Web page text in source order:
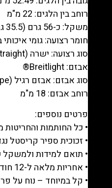
רוחב בין הלגים: 22 מ"מ
משקל: כ-56 גרם (35.5 גרם גוף השעון בלבד)
חומר רצועה: גומי
סוג רצועה: ישרה (Straight)
אבזם: Breitlight®
סוג אבזם: אבזם רגיל (Tang-type)
רוחב אבזם: 18 מ"מ
פרטים נוספים:
• כל החותמות והחריטות
• זכוכית ספיר קריסטל
• תואם למידות
• אחריות מלאה ל-12 חודשים
• קל במיוחד – נוח על